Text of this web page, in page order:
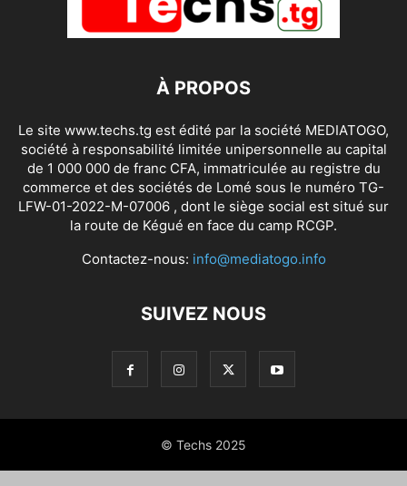
À PROPOS
Le site www.techs.tg est édité par la société MEDIATOGO,
société à responsabilité limitée unipersonnelle au capital
de 1 000 000 de franc CFA, immatriculée au registre du
commerce et des sociétés de Lomé sous le numéro TG-
LFW-01-2022-M-07006 , dont le siège social est situé sur
la route de Kégué en face du camp RCGP.
Contactez-nous: info@mediatogo.info
SUIVEZ NOUS
© Techs 2025